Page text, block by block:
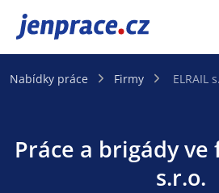
JenPráce.cz
Nabídky práce Firmy ELRAIL
Práce a brigády ve
s.r.o.